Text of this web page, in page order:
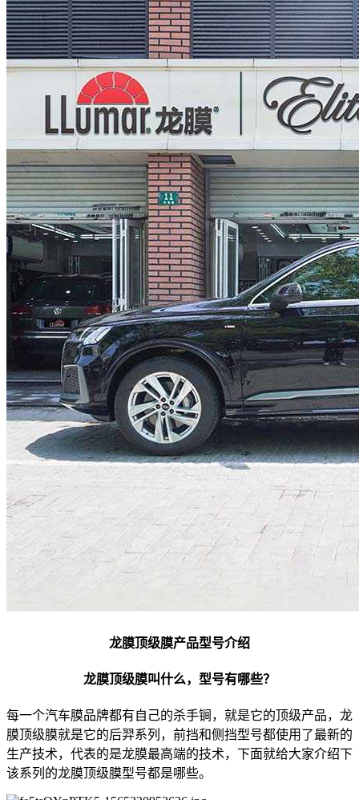
龙膜顶级膜产品型号介绍
龙膜顶级膜叫什么，型号有哪些？
每一个汽车膜品牌都有自己的杀手锏，就是它的顶级产品，龙
膜顶级膜就是它的后羿系列，前挡和侧挡型号都使用了最新的
生产技术，代表的是龙膜最高端的技术，下面就给大家介绍下
该系列的龙膜顶级膜型号都是哪些。